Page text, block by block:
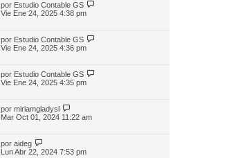
por Estudio Contable GS
Vie Ene 24, 2025 4:38 pm
por Estudio Contable GS
Vie Ene 24, 2025 4:36 pm
por Estudio Contable GS
Vie Ene 24, 2025 4:35 pm
por miriamgladysl
Mar Oct 01, 2024 11:22 am
por aideg
Lun Abr 22, 2024 7:53 pm